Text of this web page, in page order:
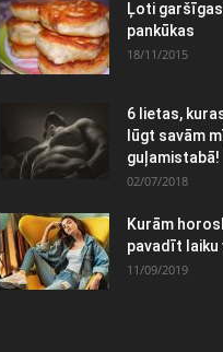
Ļoti
pankūkas
18/11/2015
6 lietas,
lūgt savām
guļamistabā!
02/07/2018
Kurām
pavadīt laiku
11/09/2019